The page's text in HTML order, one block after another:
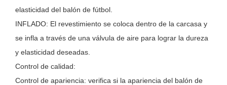
elasticidad del balón de fútbol.
INFLADO: El revestimiento se coloca dentro de la carcasa y
se infla a través de una válvula de aire para lograr la dureza
y elasticidad deseadas.
Control de calidad:
Control de apariencia: verifica si la apariencia del balón de